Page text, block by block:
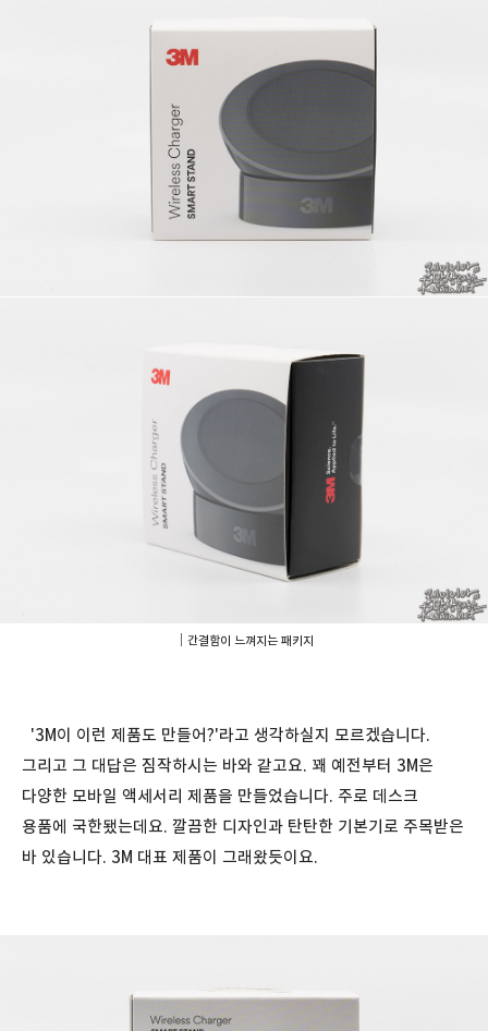
｜간결함이 느껴지는 패키지
'3M이 이런 제품도 만들어?'라고 생각하실지 모르겠습니다.
그리고 그 대답은 짐작하시는 바와 같고요. 꽤 예전부터 3M은
다양한 모바일 액세서리 제품을 만들었습니다. 주로 데스크
용품에 국한됐는데요. 깔끔한 디자인과 탄탄한 기본기로 주목받은
바 있습니다. 3M 대표 제품이 그래왔듯이요.